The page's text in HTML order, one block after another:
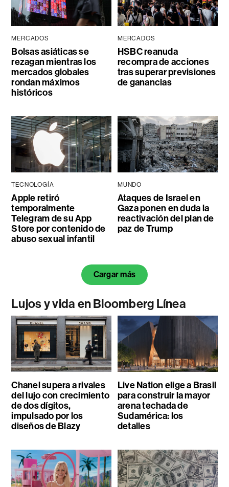
MERCADOS
Bolsas asiáticas se
rezagan mientras los
mercados globales
rondan máximos
históricos
MERCADOS
HSBC reanuda
recompra de acciones
tras superar previsiones
de ganancias
TECNOLOGÍA
Apple retiró
temporalmente
Telegram de su App
Store por contenido de
abuso sexual infantil
MUNDO
Ataques de Israel en
Gaza ponen en duda la
reactivación del plan de
paz de Trump
Cargar más
Lujos y vida en Bloomberg Línea
Chanel supera a rivales
del lujo con crecimiento
de dos dígitos,
impulsado por los
diseños de Blazy
Live Nation elige a Brasil
para construir la mayor
arena techada de
Sudamérica: los
detalles